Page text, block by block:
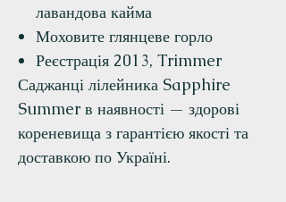
лавандова кайма
Моховите глянцеве горло
Реєстрація 2013, Trimmer
Саджанці лілейника Sapphire
Summer в наявності — здорові
кореневища з гарантією якості та
доставкою по Україні.